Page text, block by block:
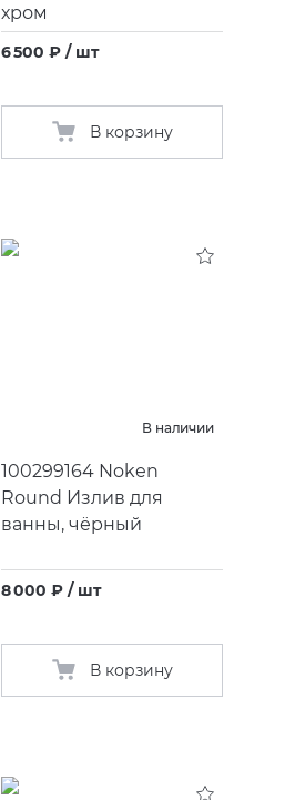
хром
6 500 ₽ / шт
В корзину
В наличии
100299164 Noken
Round Излив для
ванны, чёрный
8 000 ₽ / шт
В корзину